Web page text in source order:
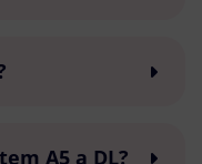
A5 a DL?